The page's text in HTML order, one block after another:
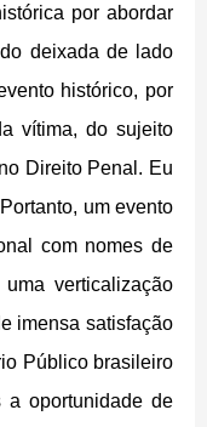
por abordar
deixada de lado
histórico, por
vítima, do sujeito
Direito Penal. Eu
um evento
com nomes de
verticalização
imensa satisfação
Público brasileiro
a oportunidade de